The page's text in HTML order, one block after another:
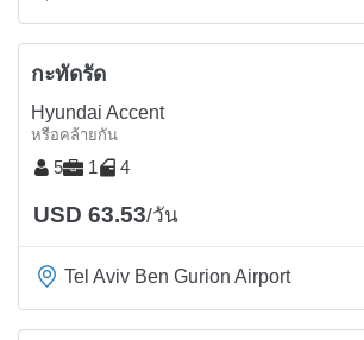
กะทัดรัด
Hyundai Accent
หรือคล้ายกัน
5 1 4
USD 63.53/วัน
Tel Aviv Ben Gurion Airport